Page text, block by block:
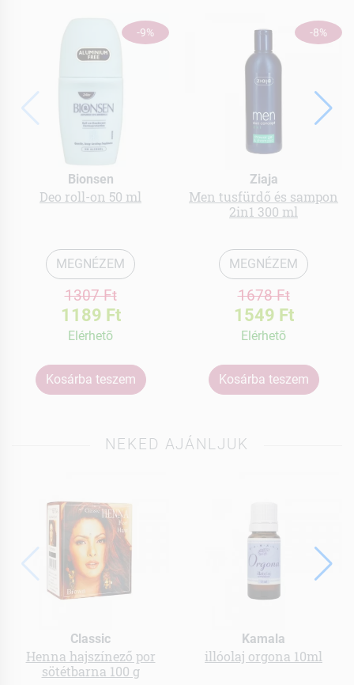
-9%
Bionsen
Deo roll-on 50 ml
MEGNÉZEM
1307 Ft
1189 Ft
Elérhetõ
Kosárba teszem
-8%
Ziaja
Men tusfürdő és sampon
2in1 300 ml
MEGNÉZEM
1678 Ft
1549 Ft
Elérhetõ
Kosárba teszem
NEKED AJÁNLJUK
Classic
Henna hajszínező por
sötétbarna 100 g
Kamala
illóolaj orgona 10ml